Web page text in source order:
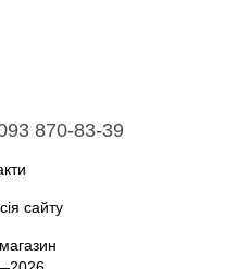
870-83-39
сайту